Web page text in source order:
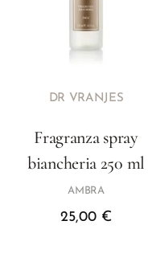
DR VRANJES
Fragranza spray
biancheria 250 ml
AMBRA
25,00 €